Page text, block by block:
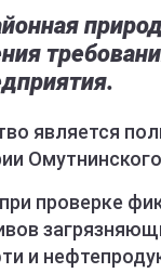
является
проверке
и